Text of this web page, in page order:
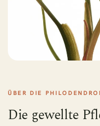
ÜBER DIE
Die gewellte